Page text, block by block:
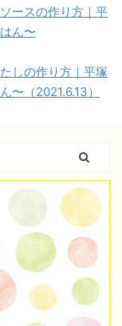
ースの作り方｜平
ん〜
しの作り方｜平塚
〜（2021.6.13）